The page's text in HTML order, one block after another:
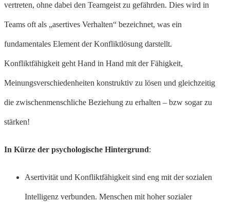
vertreten, ohne dabei den Teamgeist zu gefährden. Dies wird in
Teams oft als „asertives Verhalten“ bezeichnet, was ein
fundamentales Element der Konfliktlösung darstellt.
Konfliktfähigkeit geht Hand in Hand mit der Fähigkeit,
Meinungsverschiedenheiten konstruktiv zu lösen und gleichzeitig
die zwischenmenschliche Beziehung zu erhalten – bzw sogar zu
stärken!
In Kürze der psychologische Hintergrund:
Asertivität und Konfliktfähigkeit sind eng mit der sozialen
Intelligenz verbunden. Menschen mit hoher sozialer